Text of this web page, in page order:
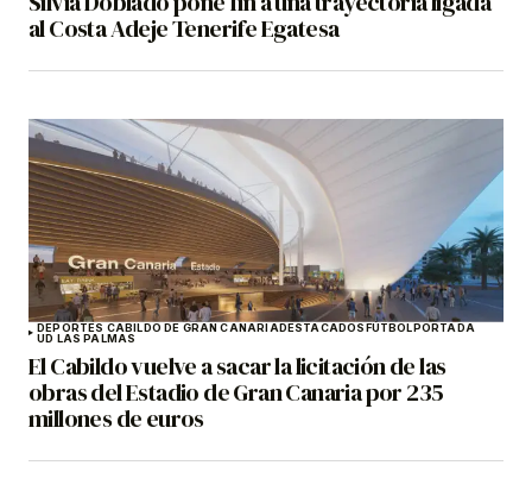
al Costa Adeje Tenerife Egatesa
DEPORTES CABILDO DE GRAN CANARIADESTACADOSFÚTBOLPORTADA
UD LAS PALMAS
El Cabildo vuelve a sacar la licitación de las
obras del Estadio de Gran Canaria por 235
millones de euros